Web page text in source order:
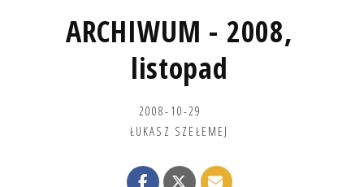
ARCHIWUM - 2008,
listopad
2008-10-29
ŁUKASZ SZEŁEMEJ